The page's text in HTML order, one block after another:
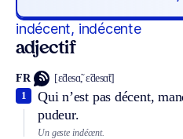
indécent, indécente
adjectif
FR [ɛ̃desɑ̃, ɛ̃desɑ̃t]
Qui n’est pas décent,
pudeur.
1
Un geste indécent.